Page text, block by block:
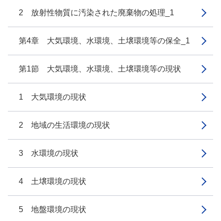
2 放射性物質に汚染された廃棄物の処理_1
第4章 大気環境、水環境、土壌環境等の保全_1
第1節 大気環境、水環境、土壌環境等の現状
1 大気環境の現状
2 地域の生活環境の現状
3 水環境の現状
4 土壌環境の現状
5 地盤環境の現状